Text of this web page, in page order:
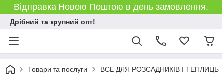
Відправка Новою Поштою в день замовлення.
Дрібний та крупний опт!
Товари та послуги ВСЕ ДЛЯ РОЗСАДНИКІВ І ТЕПЛИЦЬ